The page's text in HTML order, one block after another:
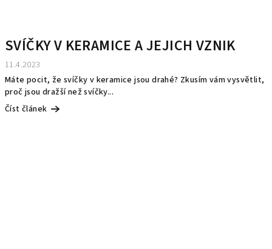
SVÍČKY V KERAMICE A JEJICH VZNIK
11.4.2023
Máte pocit, že svíčky v keramice jsou drahé? Zkusím vám vysvětlit,
proč jsou dražší než svíčky...
Číst článek